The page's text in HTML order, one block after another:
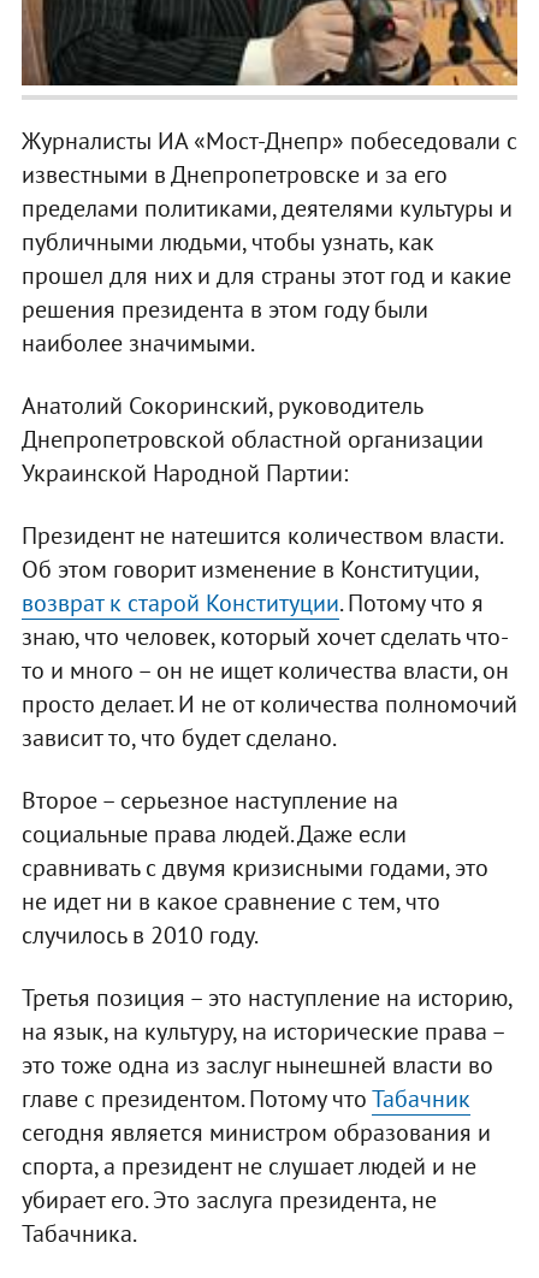
Журналисты ИА «Мост-Днепр» побеседовали с
известными в Днепропетровске и за его
пределами политиками, деятелями культуры и
публичными людьми, чтобы узнать, как
прошел для них и для страны этот год и какие
решения президента в этом году были
наиболее значимыми.
Анатолий Сокоринский, руководитель
Днепропетровской областной организации
Украинской Народной Партии:
Президент не натешится количеством власти.
Об этом говорит изменение в Конституции,
возврат к старой Конституции. Потому что я
знаю, что человек, который хочет сделать что-
то и много – он не ищет количества власти, он
просто делает. И не от количества полномочий
зависит то, что будет сделано.
Второе – серьезное наступление на
социальные права людей. Даже если
сравнивать с двумя кризисными годами, это
не идет ни в какое сравнение с тем, что
случилось в 2010 году.
Третья позиция – это наступление на историю,
на язык, на культуру, на исторические права –
это тоже одна из заслуг нынешней власти во
главе с президентом. Потому чтоТабачник
сегодня является министром образования и
спорта, а президент не слушает людей и не
убирает его. Это заслуга президента, не
Табачника.